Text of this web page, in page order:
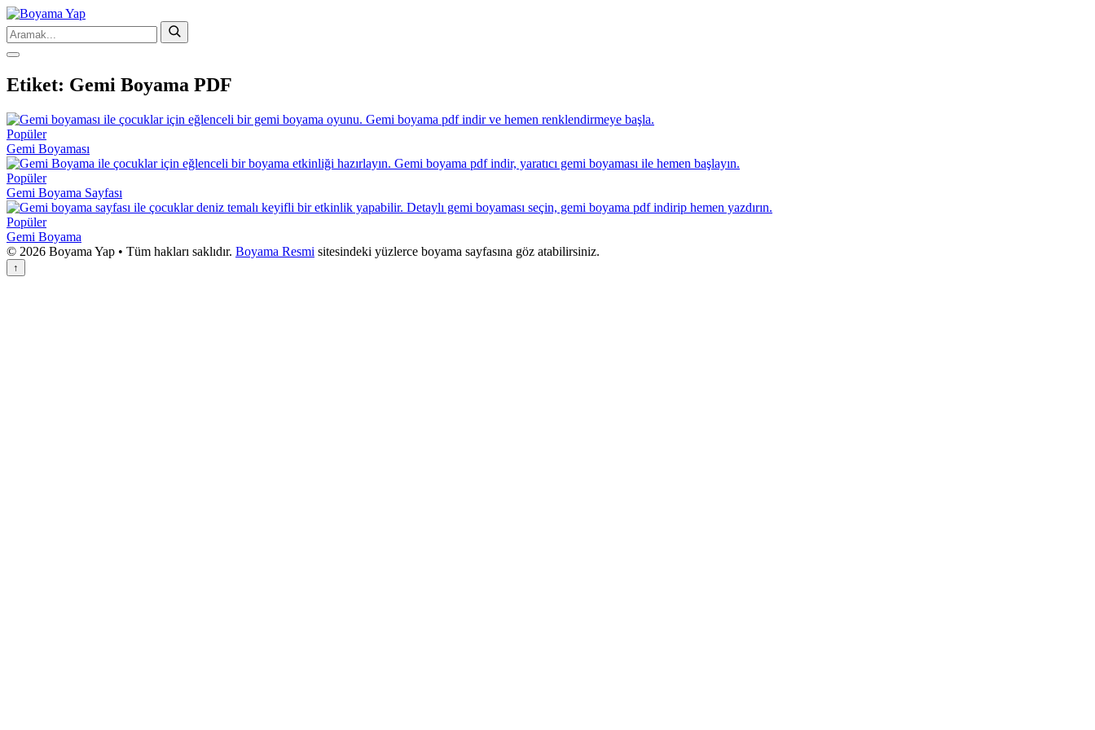
Etiket: Gemi Boyama PDF
Popüler
Gemi Boyaması
Popüler
Gemi Boyama Sayfası
Popüler
Gemi Boyama
© 2026 Boyama Yap • Tüm hakları saklıdır. Boyama Resmi sitesindeki yüzlerce boyama sayfasına göz atabilirsiniz.
↑